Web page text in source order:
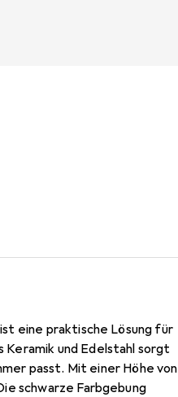
eine praktische Lösung für
und Edelstahl sorgt
passt. Mit einer Höhe von
schwarze Farbgebung